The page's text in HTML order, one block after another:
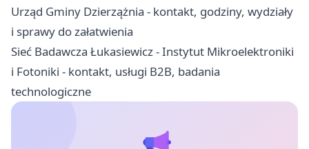
Urząd Gminy Dzierzążnia - kontakt, godziny, wydziały
i sprawy do załatwienia
Sieć Badawcza Łukasiewicz - Instytut Mikroelektroniki
i Fotoniki - kontakt, usługi B2B, badania
technologiczne